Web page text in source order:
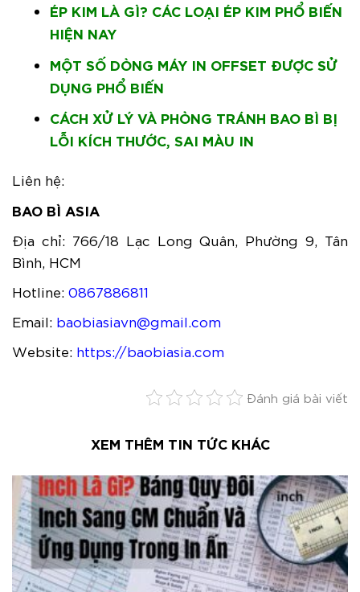
ÉP KIM LÀ GÌ? CÁC LOẠI ÉP KIM PHỔ BIẾN
HIỆN NAY
MỘT SỐ DÒNG MÁY IN OFFSET ĐƯỢC SỬ
DỤNG PHỔ BIẾN
CÁCH XỬ LÝ VÀ PHÒNG TRÁNH BAO BÌ BỊ
LỖI KÍCH THƯỚC, SAI MÀU IN
Liên hệ:
BAO BÌ ASIA
Địa chỉ: 766/18 Lạc Long Quân, Phường 9, Tân
Bình, HCM
Hotline: 0867886811
Email: baobiasiavn@gmail.com
Website: https://baobiasia.com
Đánh giá bài viết
XEM THÊM TIN TỨC KHÁC